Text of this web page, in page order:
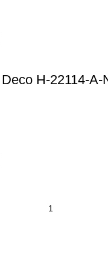
H-22114-A-